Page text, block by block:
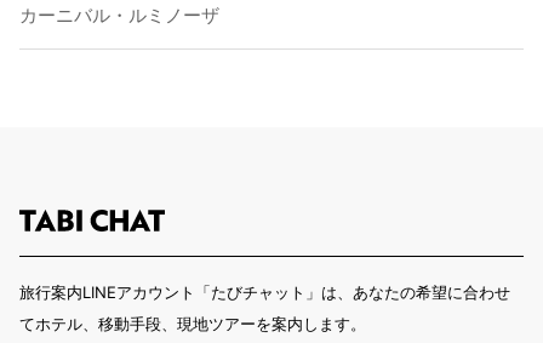
カーニバル・ルミノーザ
旅行案内LINEアカウント「たびチャット」は、あなたの希望に合わせ
てホテル、移動手段、現地ツアーを案内します。